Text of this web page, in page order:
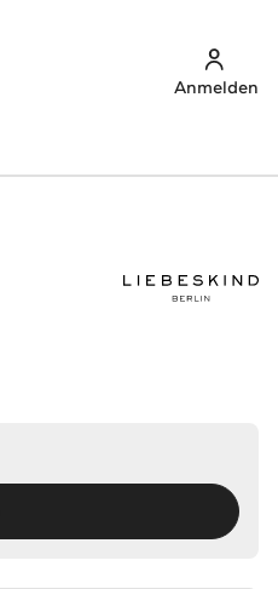
Anmelden